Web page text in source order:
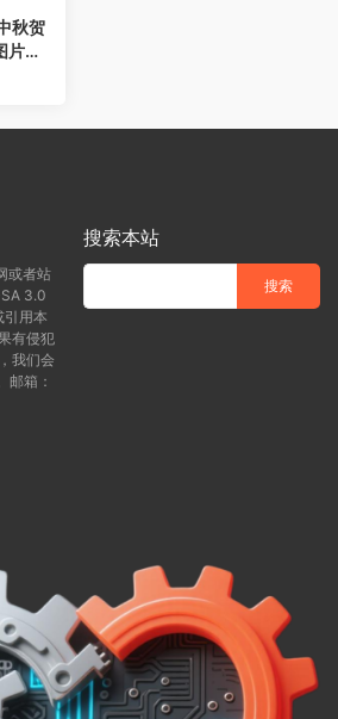
秋贺
片素
或者站
3.0
引用本
有侵犯
我们会
邮箱：
搜索本站